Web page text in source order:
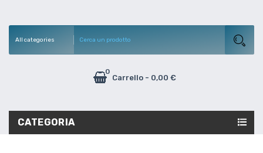
Carrello
0
- 0,00 €
CATEGORIA